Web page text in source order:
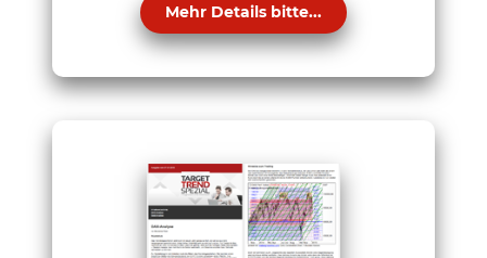
Mehr Details bitte...